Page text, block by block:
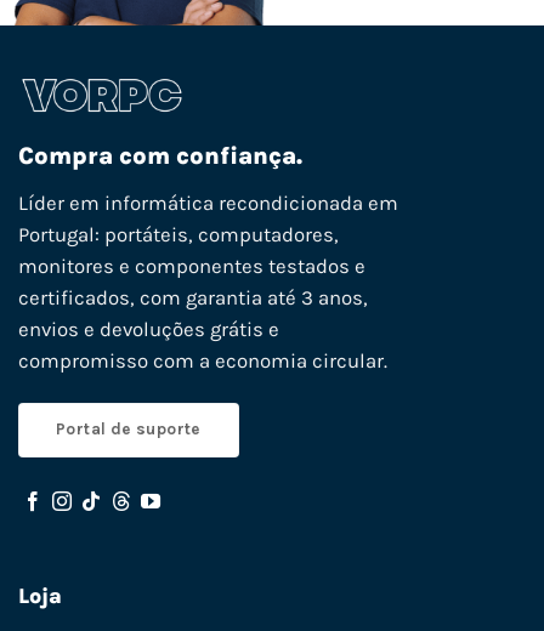
Compra com confiança.
Líder em informática recondicionada em
Portugal: portáteis, computadores,
monitores e componentes testados e
certificados, com garantia até 3 anos,
envios e devoluções grátis e
compromisso com a economia circular.
Portal de suporte
Loja